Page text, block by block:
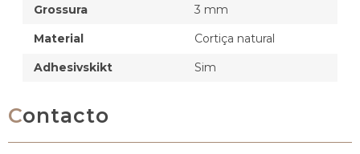
Grossura
3 mm
Material
Cortiça natural
Adhesivskikt
Sim
Contacto